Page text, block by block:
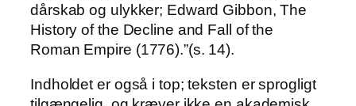
dårskab og ulykker; Edward Gibbon, The
History of the Decline and Fall of the
Roman Empire (1776).”(s. 14).
Indholdet er også i top; teksten er sprogligt